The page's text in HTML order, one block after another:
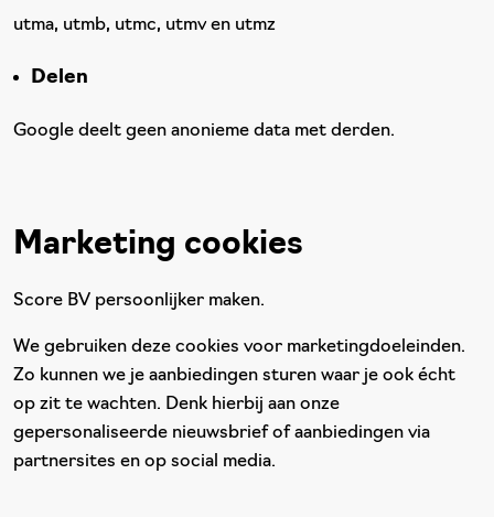
utma, utmb, utmc, utmv en utmz
Delen
Google deelt geen anonieme data met derden.
Marketing cookies
Score BV persoonlijker maken.
We gebruiken deze cookies voor marketingdoeleinden.
Zo kunnen we je aanbiedingen sturen waar je ook écht
op zit te wachten. Denk hierbij aan onze
gepersonaliseerde nieuwsbrief of aanbiedingen via
partnersites en op social media.